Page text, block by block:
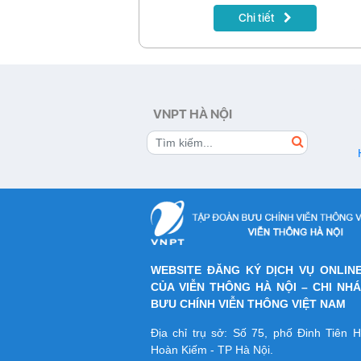
trong thời gian từ ngày 01/11 đến hết
30/12/2023. Cơ hội thưởng thức trọn
ảnh đặc sắc với mức giá giảm sâu
Chi tiết
VNPT HÀ NỘI
WEBSITE ĐĂNG KÝ DỊCH VỤ
CỦA VIỄN THÔNG HÀ NỘI – CHI
BƯU CHÍNH VIỄN THÔNG VIỆT NAM
Địa chỉ trụ sở: Số 75, phố Đinh Tiên
Hoàn Kiếm - TP Hà Nội.